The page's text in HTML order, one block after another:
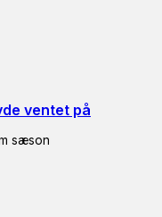
ventet på
sæson